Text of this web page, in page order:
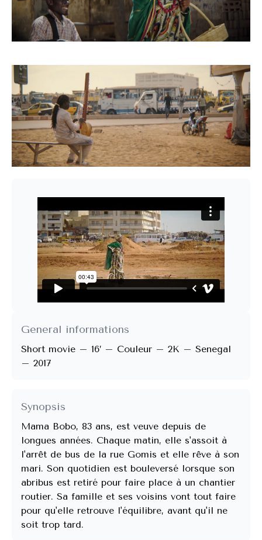
General informations
Short movie – 16’ – Couleur – 2K – Senegal
– 2017
Synopsis
Mama Bobo, 83 ans, est veuve depuis de
longues années. Chaque matin, elle s'assoit à
l'arrêt de bus de la rue Gomis et elle rêve à son
mari. Son quotidien est bouleversé lorsque son
abribus est retiré pour faire place à un chantier
routier. Sa famille et ses voisins vont tout faire
pour qu'elle retrouve l'équilibre, avant qu'il ne
soit trop tard.